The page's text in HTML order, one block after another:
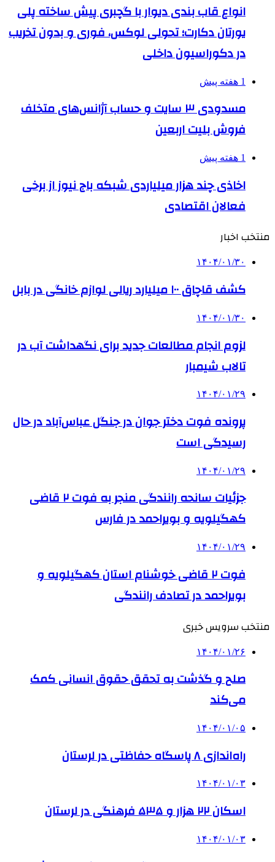
انواع قاب بندی دیوار با گچبری پیش ساخته پلی
یورتان دکارت؛ تحولی لوکس، فوری و بدون تخریب
در دکوراسیون داخلی
1 هفته پیش
مسدودی ۳ سایت و حساب آژانس‌های متخلف
فروش بلیت اربعین
1 هفته پیش
اخاذی چند هزار میلیاردی شبکه باج نیوز از برخی
فعالان اقتصادی
منتخب اخبار
۱۴۰۴/۰۱/۳۰
کشف قاچاق ۱۰۰ میلیارد ریالی لوازم خانگی در بابل
۱۴۰۴/۰۱/۳۰
لزوم انجام مطالعات جدید برای نگهداشت آب در
تالاب شیمبار
۱۴۰۴/۰۱/۲۹
پرونده فوت دختر جوان در جنگل عباس‌آباد در حال
رسیدگی است
۱۴۰۴/۰۱/۲۹
جزئیات سانحه رانندگی منجر به فوت ۲ قاضی
کهگیلویه و بویراحمد در فارس
۱۴۰۴/۰۱/۲۹
فوت ۲ قاضی خوشنام استان کهگیلویه و
بویراحمد در تصادف رانندگی
منتخب سرویس خبری
۱۴۰۴/۰۱/۲۶
صلح و گذشت به تحقق حقوق انسانی کمک
می‌کند
۱۴۰۴/۰۱/۰۵
راه‌اندازی ۸ پاسگاه حفاظتی در لرستان
۱۴۰۴/۰۱/۰۳
اسکان ۲۲ هزار و ۵۳۵ فرهنگی در لرستان
۱۴۰۴/۰۱/۰۳